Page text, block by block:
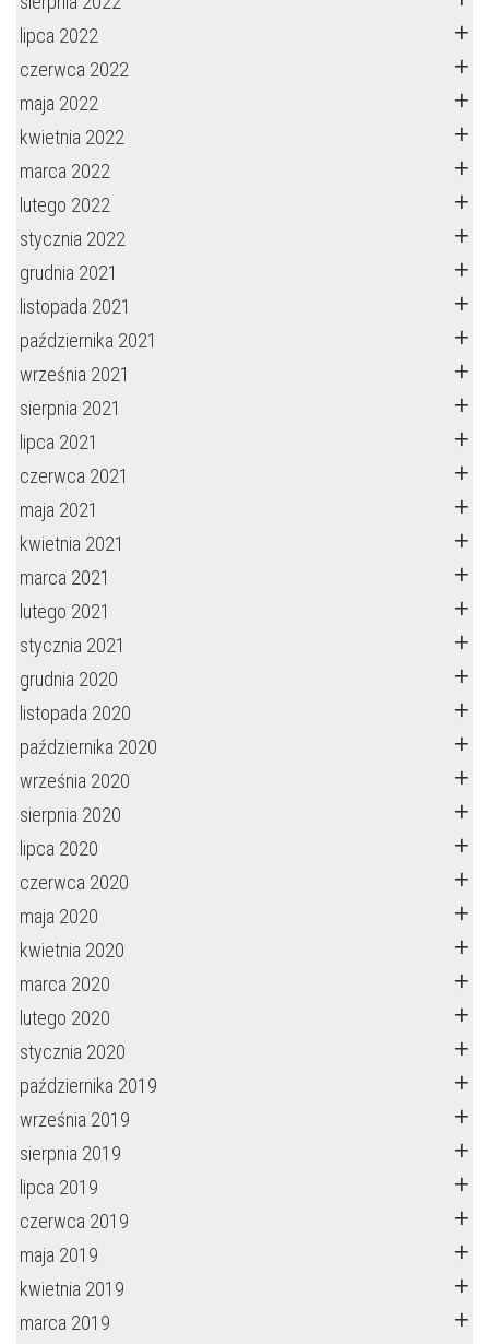
lipca 2022
czerwca 2022
maja 2022
kwietnia 2022
marca 2022
lutego 2022
stycznia 2022
grudnia 2021
listopada 2021
października 2021
września 2021
sierpnia 2021
lipca 2021
czerwca 2021
maja 2021
kwietnia 2021
marca 2021
lutego 2021
stycznia 2021
grudnia 2020
listopada 2020
października 2020
września 2020
sierpnia 2020
lipca 2020
czerwca 2020
maja 2020
kwietnia 2020
marca 2020
lutego 2020
stycznia 2020
października 2019
września 2019
sierpnia 2019
lipca 2019
czerwca 2019
maja 2019
kwietnia 2019
marca 2019